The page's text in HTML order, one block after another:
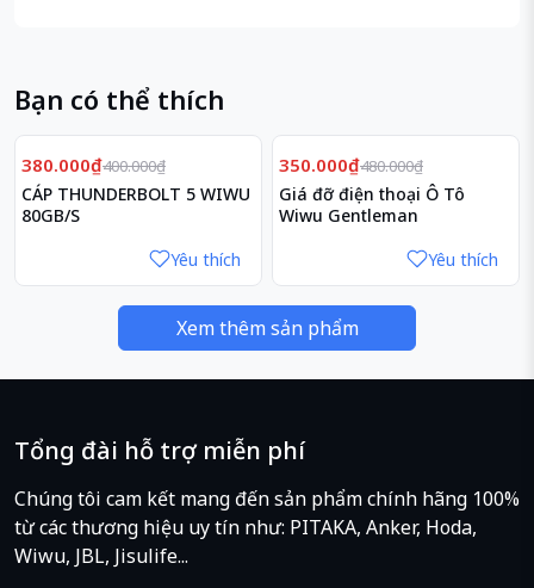
Bạn có thể thích
Giảm5%
380.000₫400.000₫
CÁP THUNDERBOLT 5 WIWU
80GB/S
Yêu thích
Giảm27%
350.000₫480.000₫
Giá đỡ điện thoại Ô Tô
Wiwu Gentleman
Yêu thích
Xem thêm sản phẩm
Tổng đài hỗ trợ miễn phí
Chúng tôi cam kết mang đến sản phẩm chính hãng 100%
từ các thương hiệu uy tín như: PITAKA, Anker, Hoda,
Wiwu, JBL, Jisulife...